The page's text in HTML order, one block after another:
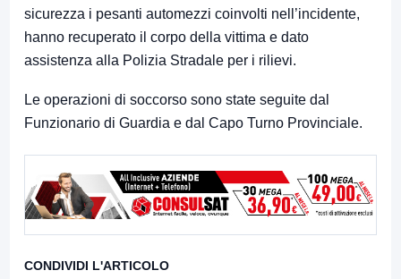
sicurezza i pesanti automezzi coinvolti nell’incidente,
hanno recuperato il corpo della vittima e dato
assistenza alla Polizia Stradale per i rilievi.
Le operazioni di soccorso sono state seguite dal
Funzionario di Guardia e dal Capo Turno Provinciale.
CONDIVIDI L'ARTICOLO